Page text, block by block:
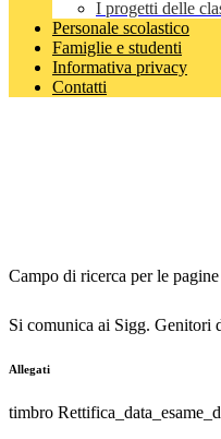
I progetti delle
Personale scolastico
Famiglie e studenti
Informativa privacy
Contatti
Campo di ricerca per le
Si comunica ai Sigg. Genitori
Allegati
timbro